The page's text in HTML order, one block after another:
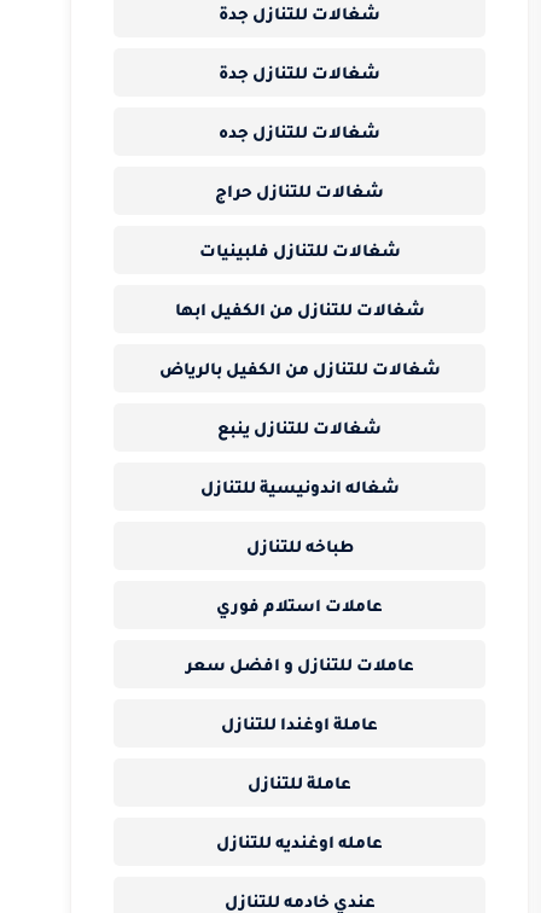
شغالات للتنازل جدة
شغالات للتنازل جدة
شغالات للتنازل جده
شغالات للتنازل حراج
شغالات للتنازل فلبينيات
شغالات للتنازل من الكفيل ابها
شغالات للتنازل من الكفيل بالرياض
شغالات للتنازل ينبع
شغاله اندونيسية للتنازل
طباخه للتنازل
عاملات استلام فوري
عاملات للتنازل و افضل سعر
عاملة اوغندا للتنازل
عاملة للتنازل
عامله اوغنديه للتنازل
عندي خادمه للتنازل